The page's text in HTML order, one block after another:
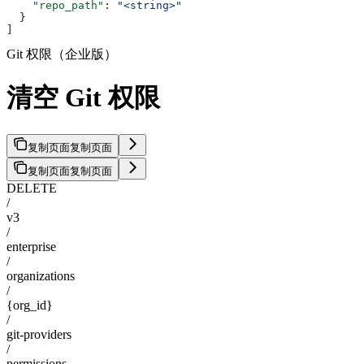
    "repo_path"
:
"<string>"
  }
Git 权限（企业版）
清空 Git 权限
复制页面复制页面
复制页面复制页面
DELETE
/
v3
/
enterprise
/
organizations
/
{org_id}
/
git-providers
/